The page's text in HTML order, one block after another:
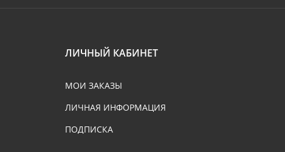
ЛИЧНЫЙ КАБИНЕТ
МОИ ЗАКАЗЫ
ЛИЧНАЯ ИНФОРМАЦИЯ
ПОДПИСКА